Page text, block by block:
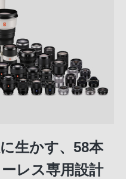
生かす、58本
レス専用設計